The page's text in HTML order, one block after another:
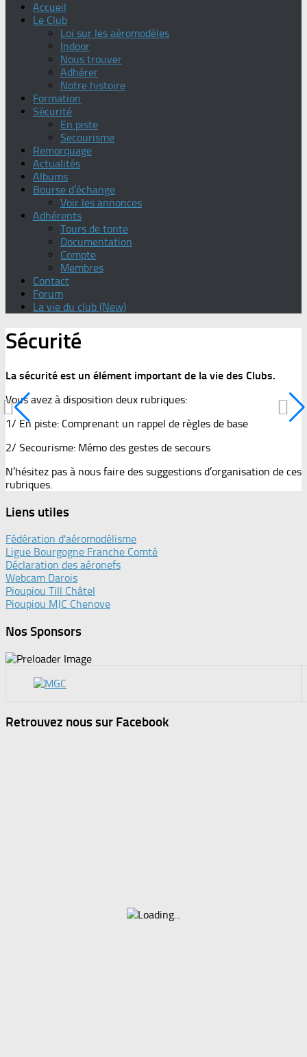
Accueil
Le Club
Loi sur les aéromodèles
Indoor
Nous trouver
Adhérer
Notre histoire
Formation
Sécurité
En piste
Secourisme
Remorquage
Actualités
Albums
Bourse d’échange
Voir les annonces
Adhérents
Tours de tonte
Documentation
Compte
Membres
Contact
Forum
La vie du club (New)
Sécurité
La sécurité est un élément important de la vie des Clubs.
Vous avez à disposition deux rubriques:
1/ En piste: Comprenant un rappel de règles de base
2/ Secourisme: Mémo des gestes de secours
N’hésitez pas à nous faire des suggestions d’organisation de ces
rubriques.
Liens utiles
Fédération d'aéromodélisme
Ligue Bourgogne Franche Comté
Déclaration des aéronefs
Webcam Darois
Pioupiou Till Châtel
Pioupiou MJC Chenove
Nos Sponsors
Retrouvez nous sur Facebook